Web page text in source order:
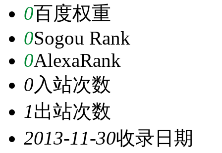
0百度权重
0Sogou Rank
0AlexaRank
0入站次数
1出站次数
2013-11-30收录日期